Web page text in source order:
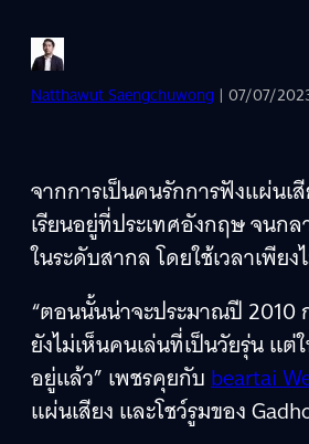
Natthawut Saengchuwong | 07/07/
จากการเป็นคนรักการฟังแผ่นเ
เรียนอยู่ที่ประเทศอังกฤษ จนกล
ในระดับสากล โดยใช้เวลาเพียง
“ตอนนั้นน่าจะประมาณปี 2010
ยังไม่เห็นคนเล่นที่เป็นวัยรุ่น แต่
อยู่แล้ว” เพชรคุยกับbeartai
แผ่นเสียง และโชว์รูมของ